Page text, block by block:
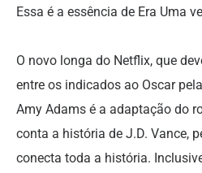
Essa é a essência de Era Uma
O novo longa do Netflix, que
entre os indicados ao Oscar
Amy Adams é a adaptação do
conta a história de J.D. Vance,
conecta toda a história.